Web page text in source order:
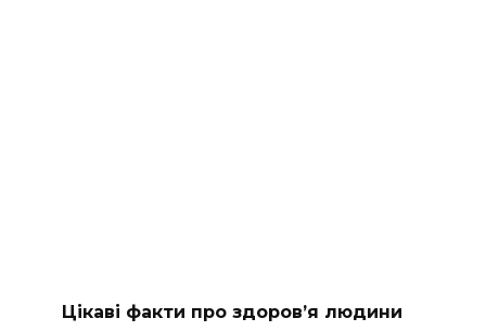
Цікаві факти про здоров’я людини